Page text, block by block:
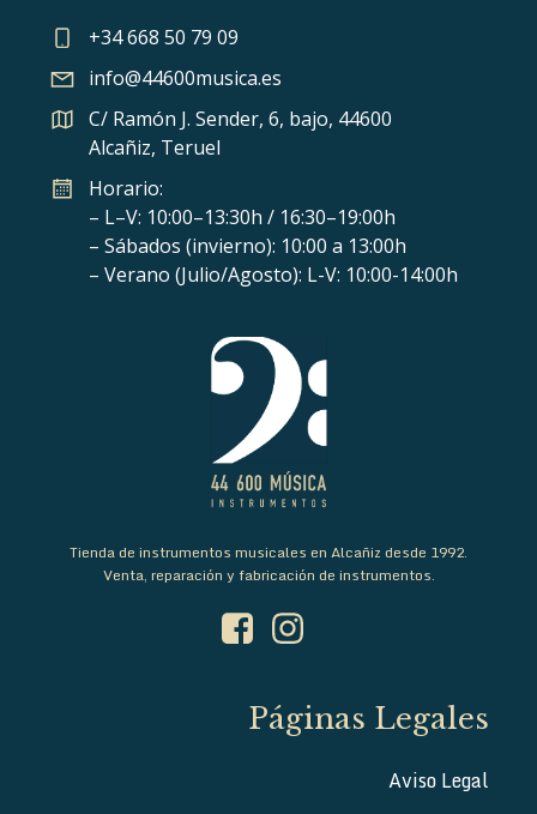
+34 668 50 79 09
info@44600musica.es
C/ Ramón J. Sender, 6, bajo, 44600
Alcañiz, Teruel
Horario:
– L–V: 10:00–13:30h / 16:30–19:00h
– Sábados (invierno): 10:00 a 13:00h
– Verano (Julio/Agosto): L-V: 10:00-14:00h
Tienda de instrumentos musicales en Alcañiz desde 1992.
Venta, reparación y fabricación de instrumentos.
Páginas Legales
Aviso Legal